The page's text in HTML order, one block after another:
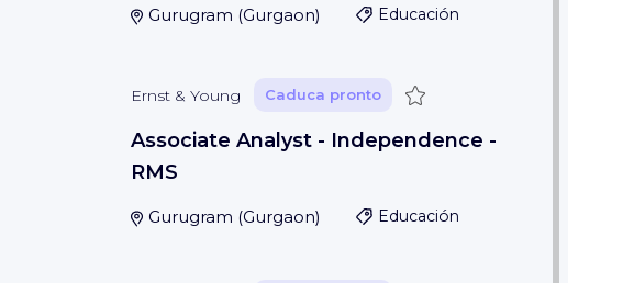
Gurugram (Gurgaon) Educación
Ernst & Young Caduca pronto Guardar
Associate Analyst - Independence -
RMS
Gurugram (Gurgaon) Educación